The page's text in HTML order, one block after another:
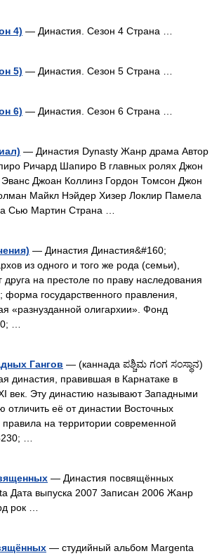
4) — Династия. Сезон 4 Страна …
5) — Династия. Сезон 5 Страна …
6) — Династия. Сезон 6 Страна …
— Династия Dynasty Жанр драма Автор
Ричард Шапиро В главных ролях Джон
Джоан Коллинз Гордон Томсон Джон
Майкл Нэйдер Хизер Локлир Памела
Сью Мартин Страна …
— Династия Династия&#160;
из одного и того же рода (семьи),
друга на престоле по праву наследования
форма государственного правления,
«разнузданной олигархии». Фонд
…
Гангов — (каннада ಪಶ್ಚಿಮ ಗಂಗ ಸಂಸ್ಥಾನ)
династия, правившая в Карнатаке в
век. Эту династию называют Западными
отличить её от династии Восточных
правила на территории современной
…
— Династия посвящённых
Дата выпуска 2007 Записан 2006 Жанр
рок …
— студийный альбом Margenta